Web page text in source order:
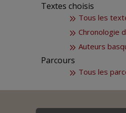
Textes choisis
Tous les
Chronologie
Auteurs
Parcours
Tous les